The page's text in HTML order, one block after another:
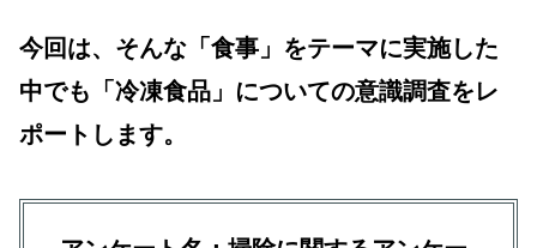
今回は、そんな「食事」をテーマに実施した
中でも「冷凍食品」についての意識調査をレ
ポートします。